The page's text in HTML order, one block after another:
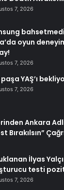
7, 2026
oyun
7, 2026
YAŞ’ı
7, 2026
Ankara
İlyas
testi
7, 2026